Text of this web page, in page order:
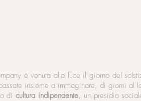
è venuta alla luce il giorno del
insieme a immaginare, di giorni
dicultura indipendente, un presidio